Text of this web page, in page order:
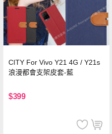
CITY For Vivo Y21 4G / Y21s
浪漫都會支架皮套-藍
$399